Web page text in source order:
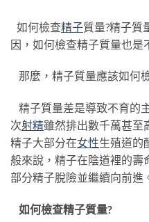
如何檢查精子質量?精子質
因，如何檢查精子質量也是
那麼，精子質量應該如何
精子質量差是導致不育的
次射精雖然排出數千萬甚至
精子大部分在女性生殖道的
般來說，精子在陰道裡的壽
部分精子脫險並繼續向前進
如何檢查精子質量?